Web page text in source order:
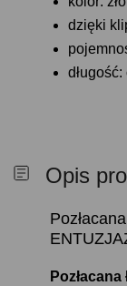
dzięki
Opis